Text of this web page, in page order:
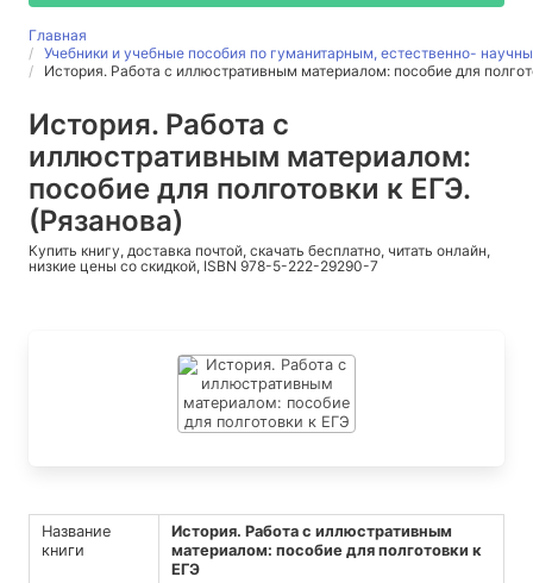
Главная
Учебники и учебные пособия по гуманитарным, естественно-
История. Работа с иллюстративным материалом: пособие для
История. Работа с
иллюстративным материалом:
пособие для полготовки к ЕГЭ.
(Рязанова)
Купить книгу, доставка почтой, скачать бесплатно, читать онлайн,
низкие цены со скидкой, ISBN 978-5-222-29290-7
Название
книги
История. Работа с иллюстративным
материалом: пособие для полготовки к
ЕГЭ